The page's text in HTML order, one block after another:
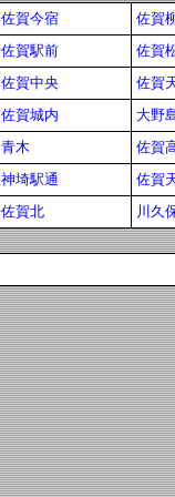
佐賀今宿 佐賀
佐賀駅前 佐賀
佐賀中央 佐賀
佐賀城内 大野
青木 佐賀
神埼駅通 佐賀
佐賀北 川久